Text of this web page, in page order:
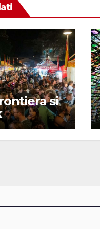
si